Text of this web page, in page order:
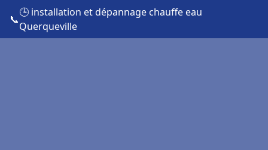
📞
🕒 installation et dépannage chauffe eau
Querqueville